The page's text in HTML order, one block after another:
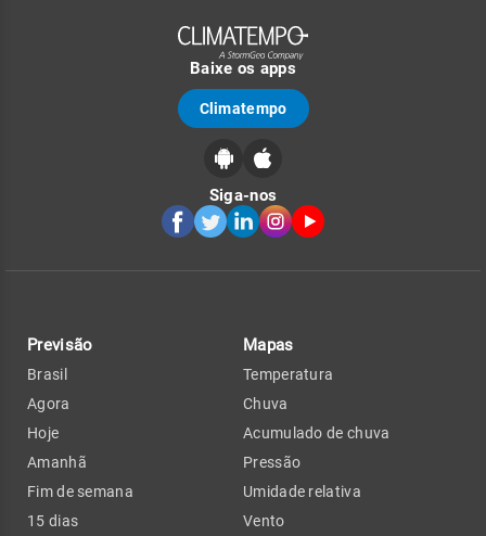
Baixe os apps
Climatempo
Siga-nos
Previsão
Brasil
Agora
Hoje
Amanhã
Fim de semana
15 dias
Mapas
Temperatura
Chuva
Acumulado de chuva
Pressão
Umidade relativa
Vento